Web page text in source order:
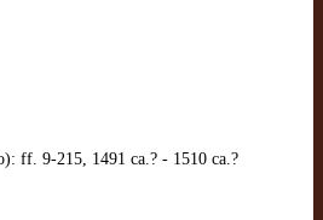
ff. 9-215, 1491 ca.? - 1510 ca.?